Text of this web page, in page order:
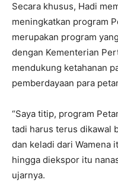
Secara khusus, Hadi
meningkatkan program
merupakan program
dengan Kementerian
mendukung ketahanan
pemberdayaan para
“Saya titip, program
tadi harus terus dikawal
dan keladi dari Wamena
hingga diekspor itu
ujarnya.